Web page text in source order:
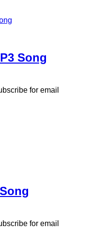
Song
for email
for email